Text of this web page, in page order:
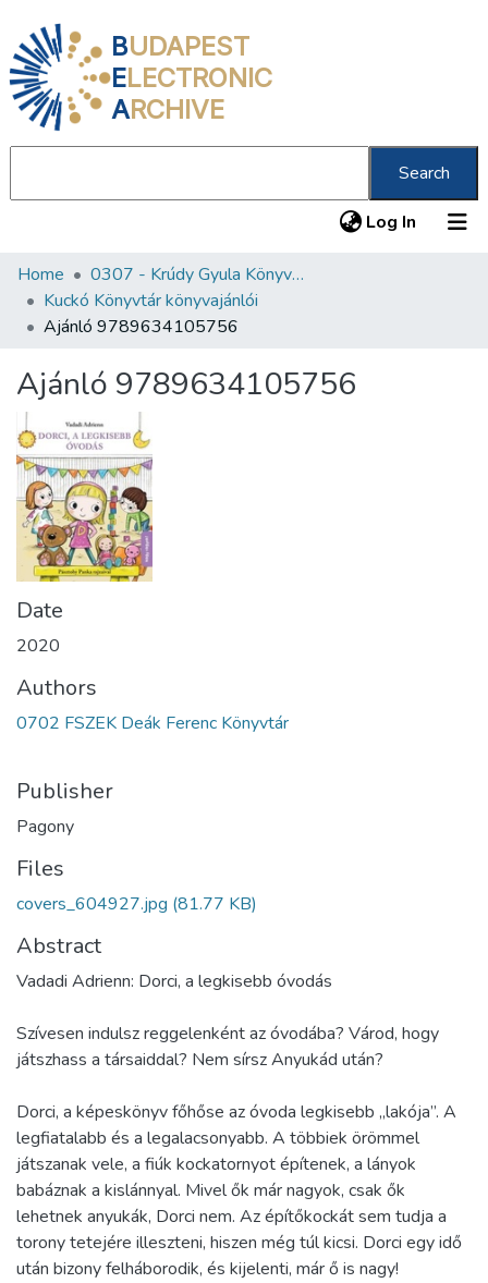
BUDAPEST
ELECTRONIC
ARCHIVE
Search
Log In (current)
Communities & Collections
All of DSpace
About us
Home
0307 - Krúdy Gyula Könyvtár
Kuckó Könyvtár könyvajánlói
Ajánló 9789634105756
Ajánló 9789634105756
Date
2020
Authors
0702 FSZEK Deák Ferenc Könyvtár
Publisher
Pagony
Files
covers_604927.jpg (81.77 KB)
Abstract
Vadadi Adrienn: Dorci, a legkisebb óvodás
Szívesen indulsz reggelenként az óvodába? Várod, hogy
játszhass a társaiddal? Nem sírsz Anyukád után?
Dorci, a képeskönyv főhőse az óvoda legkisebb „lakója”. A
legfiatalabb és a legalacsonyabb. A többiek örömmel
játszanak vele, a fiúk kockatornyot építenek, a lányok
babáznak a kislánnyal. Mivel ők már nagyok, csak ők
lehetnek anyukák, Dorci nem. Az építőkockát sem tudja a
torony tetejére illeszteni, hiszen még túl kicsi. Dorci egy idő
után bizony felháborodik, és kijelenti, már ő is nagy!